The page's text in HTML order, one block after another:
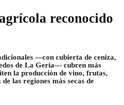
reconocido
—con cubierta de ceniza,
de La Geria— cubren más
la producción de vino, frutas,
las regiones más secas de